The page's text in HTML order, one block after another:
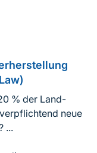
% der Land-
neue
...